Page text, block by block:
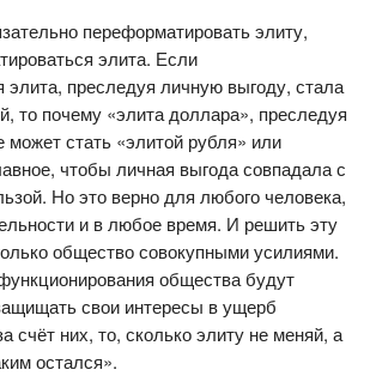
переформатировать элиту,
элита. Если
элита, преследуя личную выгоду, стала
то почему «элита доллара», преследуя
может стать «элитой рубля» или
чтобы личная выгода совпадала с
Но это верно для любого человека,
и в любое время. И решить эту
общество совокупными усилиями.
общества будут
свои интересы в ущерб
счёт них, то, сколько элиту не меняй, а
остался».